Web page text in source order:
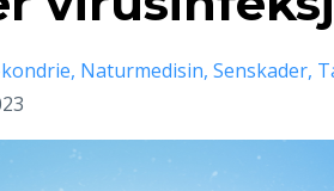
Naturmedisin Senskader